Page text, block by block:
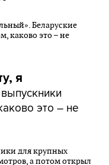
я
это – не